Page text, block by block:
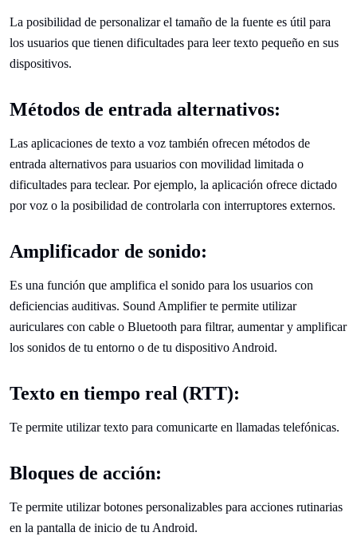
La posibilidad de personalizar el tamaño de la fuente es útil para
los usuarios que tienen dificultades para leer texto pequeño en sus
dispositivos.
Métodos de entrada alternativos:
Las aplicaciones de texto a voz también ofrecen métodos de
entrada alternativos para usuarios con movilidad limitada o
dificultades para teclear. Por ejemplo, la aplicación ofrece dictado
por voz o la posibilidad de controlarla con interruptores externos.
Amplificador de sonido:
Es una función que amplifica el sonido para los usuarios con
deficiencias auditivas. Sound Amplifier te permite utilizar
auriculares con cable o Bluetooth para filtrar, aumentar y amplificar
los sonidos de tu entorno o de tu dispositivo Android.
Texto en tiempo real (RTT):
Te permite utilizar texto para comunicarte en llamadas telefónicas.
Bloques de acción:
Te permite utilizar botones personalizables para acciones rutinarias
en la pantalla de inicio de tu Android.